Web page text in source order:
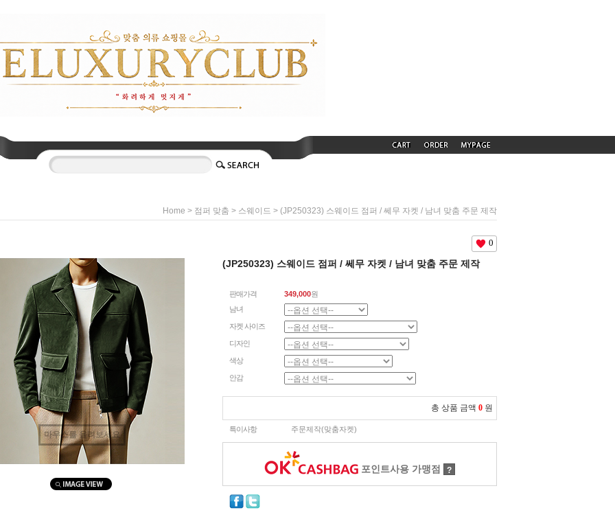
Home > 점퍼 맞춤 > 스웨이드 > (JP250323) 스웨이드 점퍼 / 쎄무 자켓 / 남녀 맞춤 주문 제작
마우스를 올려보세요
0
(JP250323) 스웨이드 점퍼 / 쎄무 자켓 / 남녀 맞춤 주문 제작
판매가격 349,000원
남녀
자켓 사이즈
디자인
색상
안감
총 상품 금액 0 원
특이사항 주문제작(맞춤자켓)
포인트사용 가맹점 ?